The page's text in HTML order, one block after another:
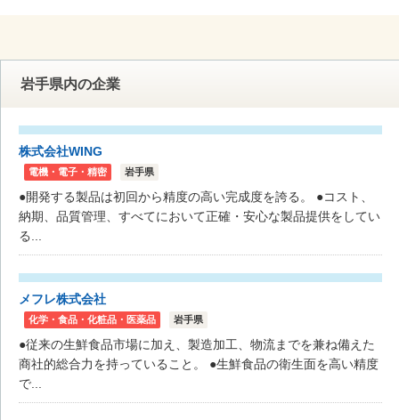
岩手県内の企業
株式会社WING
電機・電子・精密 岩手県
●開発する製品は初回から精度の高い完成度を誇る。 ●コスト、
納期、品質管理、すべてにおいて正確・安心な製品提供をしてい
る...
メフレ株式会社
化学・食品・化粧品・医薬品 岩手県
●従来の生鮮食品市場に加え、製造加工、物流までを兼ね備えた
商社的総合力を持っていること。 ●生鮮食品の衛生面を高い精度
で...